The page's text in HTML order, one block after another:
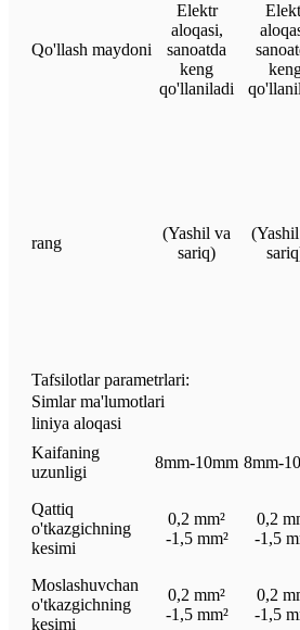
Qo'llash maydoni
Elektr
aloqasi,
sanoatda
keng
qo'llaniladi
rang
(Yashil va
sariq)
Tafsilotlar parametrlari:
Simlar ma'lumotlari
liniya aloqasi
Kaifaning
uzunligi
8mm-10mm 8mm-
Qattiq
o'tkazgichning
kesimi
0,2 mm²
-1,5 mm²
0,2
-1,5
Moslashuvchan
o'tkazgichning
kesimi
0,2 mm²
-1,5 mm²
0,2
-1,5